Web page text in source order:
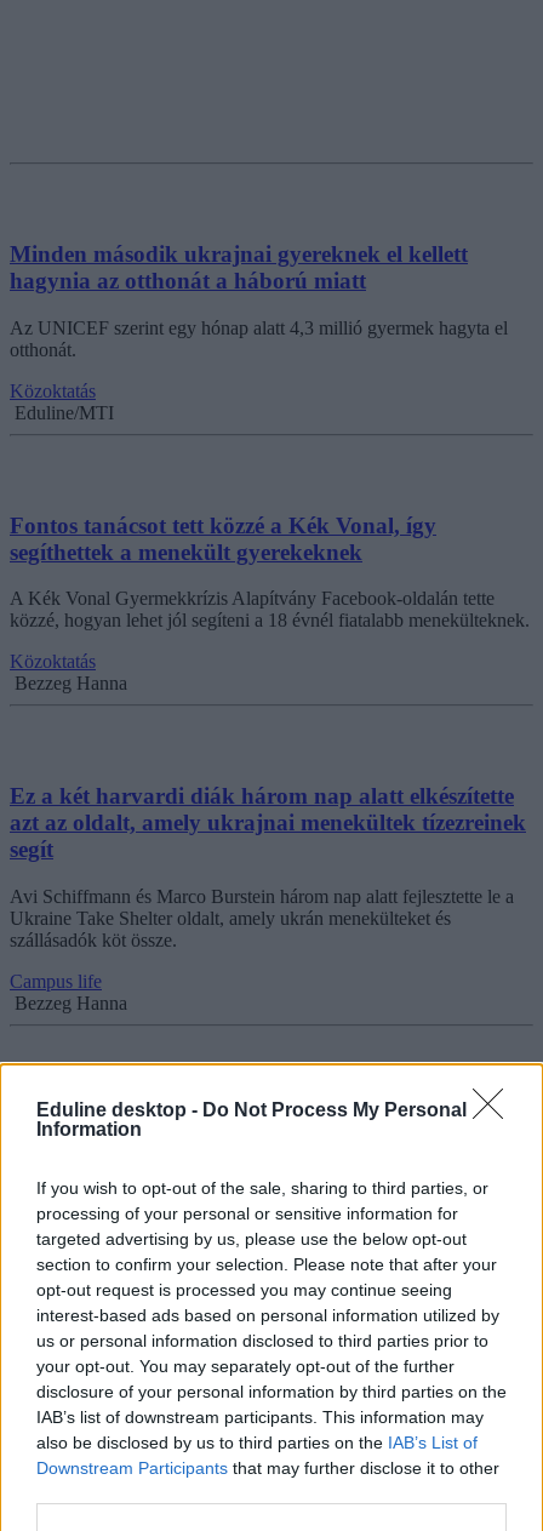
Eduline desktop - Do Not Process My Personal
Information
If you wish to opt-out of the sale, sharing to third parties, or
processing of your personal or sensitive information for
targeted advertising by us, please use the below opt-out
section to confirm your selection. Please note that after your
opt-out request is processed you may continue seeing
interest-based ads based on personal information utilized by
us or personal information disclosed to third parties prior to
your opt-out. You may separately opt-out of the further
disclosure of your personal information by third parties on the
IAB’s list of downstream participants. This information may
also be disclosed by us to third parties on the IAB’s List of
Downstream Participants that may further disclose it to other
Minden második ukrajnai gyereknek el kellett
hagynia az otthonát a háború miatt
Az UNICEF szerint egy hónap alatt 4,3 millió gyermek hagyta el
otthonát.
Közoktatás
Eduline/MTI
Fontos tanácsot tett közzé a Kék Vonal, így
segíthettek a menekült gyerekeknek
A Kék Vonal Gyermekkrízis Alapítvány Facebook-oldalán tette
közzé, hogyan lehet jól segíteni a 18 évnél fiatalabb menekülteknek.
Közoktatás
Bezzeg Hanna
Ez a két harvardi diák három nap alatt elkészítette
azt az oldalt, amely ukrajnai menekültek tízezreinek
segít
Avi Schiffmann és Marco Burstein három nap alatt fejlesztette le a
Ukraine Take Shelter oldalt, amely ukrán menekülteket és
szállásadók köt össze.
Campus life
Bezzeg Hanna
Ukrán-orosz háború: Moldovában azon dolgoznak,
hogy a diákok bekapcsolódhassanak az oktatásba
Az ukrajnai szülők eddig 650 gyermeknek kérvényezték a felvételt a
moldovai iskolákba és óvodákba.
Közoktatás
Eduline/MTI
Videó: tapssal és énekléssel fogadták az Ukrajnából
menekült diákokat ebben az olasz iskolában
A két, Ukrajnából érkező diák Olaszországban folytatja
tanulmányait, új iskolájukban pedig nem mindennapi fogadtatás
várta őket.